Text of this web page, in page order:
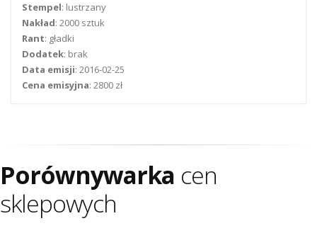
Stempel: lustrzany
Nakład: 2000 sztuk
Rant: gładki
Dodatek: brak
Data emisji: 2016-02-25
Cena emisyjna: 2800 zł
Porównywarka cen
sklepowych